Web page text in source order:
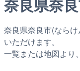
奈良県奈
奈良県奈良市(なら
いただけます。
一覧または地図より